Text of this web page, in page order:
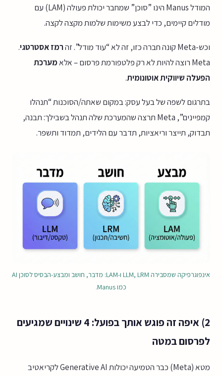
המודל Manus הינו ”סוכן” שמחבר יכולת פעולה (LAM) עם
מודלים קיימים, כדי לבצע משימות שלמות מקצה לקצה.
וכש-Meta קונה חברה כזו, זה לא “עוד מודל”. זה רמז אסטרטגי.
Meta רוצה להיות לא רק פלטפורמת פרסום – אלא
מערכת
הפעלה שיווקית אוטונומית.
בתרגום לשפה של בעל עסק: במקום שאתה/הסוכנות “תנהלו
קמפיינים”, Meta תרצה שהמערכת שלה תנהל בשבילך: תבנה,
תבדוק, תייצר וריאציות, תדבר עם הלידים, תמדוד ותשפר.
אינפוגרפיקה שמסבירה LLM, LRM ו-LAM: מדבר, חושב ומבצע-הבסיס לסוכן AI
כמו Manus.
2) איפה זה פוגש אותך בפועל: 4 שינויים שמגיעים
לפרסום במטה
מטא (Meta) כבר הטמיעה יכולות Generative AI לקריאטיב